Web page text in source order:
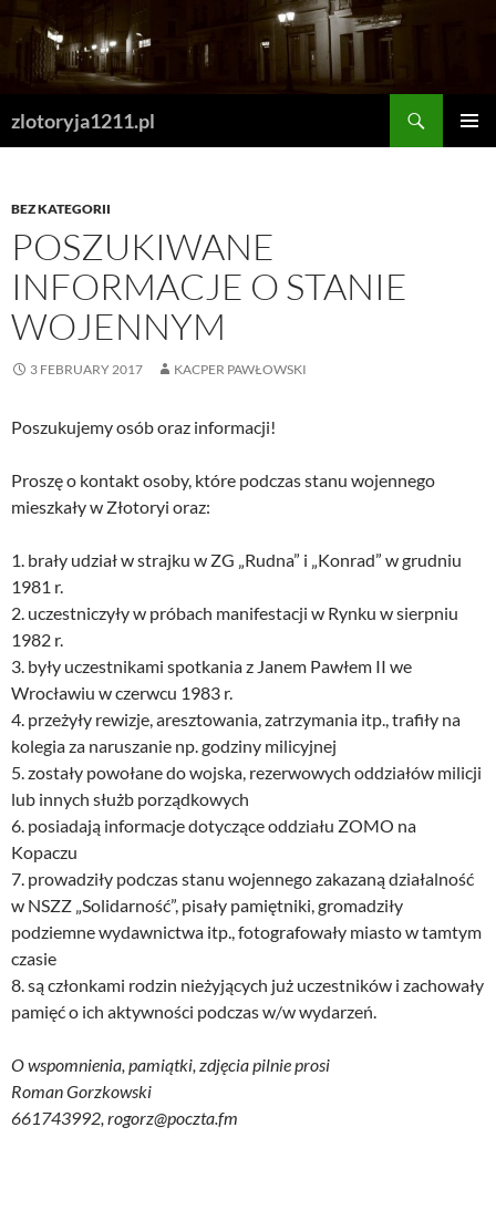
Skip
content
zlotoryja1211.pl
BEZ KATEGORII
POSZUKIWANE
INFORMACJE O STANIE
WOJENNYM
3 FEBRUARY 2017 KACPER PAWŁOWSKI
Poszukujemy osób oraz informacji!
Proszę o kontakt osoby, które podczas stanu wojennego
mieszkały w Złotoryi oraz:
1. brały udział w strajku w ZG „Rudna” i „Konrad” w grudniu
1981 r.
2. uczestniczyły w próbach manifestacji w Rynku w sierpniu
1982 r.
3. były uczestnikami spotkania z Janem Pawłem II we
Wrocławiu w czerwcu 1983 r.
4. przeżyły rewizje, aresztowania, zatrzymania itp., trafiły na
kolegia za naruszanie np. godziny milicyjnej
5. zostały powołane do wojska, rezerwowych oddziałów milicji
lub innych służb porządkowych
6. posiadają informacje dotyczące oddziału ZOMO na
Kopaczu
7. prowadziły podczas stanu wojennego zakazaną działalność
w NSZZ „Solidarność”, pisały pamiętniki, gromadziły
podziemne wydawnictwa itp., fotografowały miasto w tamtym
czasie
8. są członkami rodzin nieżyjących już uczestników i zachowały
pamięć o ich aktywności podczas w/w wydarzeń.
O wspomnienia, pamiątki, zdjęcia pilnie prosi
Roman Gorzkowski
661743992, rogorz@poczta.fm